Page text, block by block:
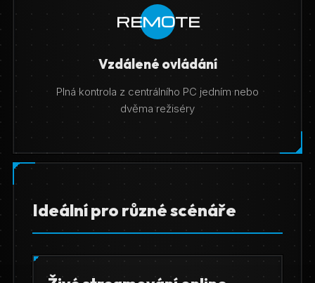
REMOTE
Vzdálené ovládání
Plná kontrola z centrálního PC jedním nebo
dvěma režiséry
Ideální pro různé scénáře